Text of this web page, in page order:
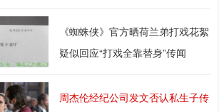
《蜘蛛侠》官方晒荷兰弟打戏花絮
疑似回应“打戏全靠替身”传闻
周杰伦经纪公司发文否认私生子传